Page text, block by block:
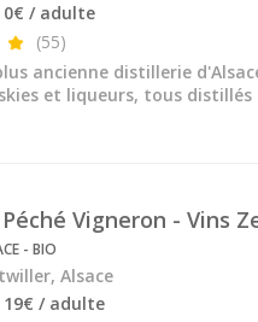
0€ / adulte
(55)
ancienne distillerie
et liqueurs, tous distillés
Vigneron - Vins
- BIO
Alsace
19€ / adulte